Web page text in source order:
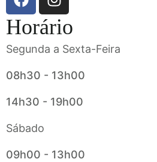
Horário
Segunda a Sexta-Feira
08h30 - 13h00
14h30 - 19h00
Sábado
09h00 - 13h00